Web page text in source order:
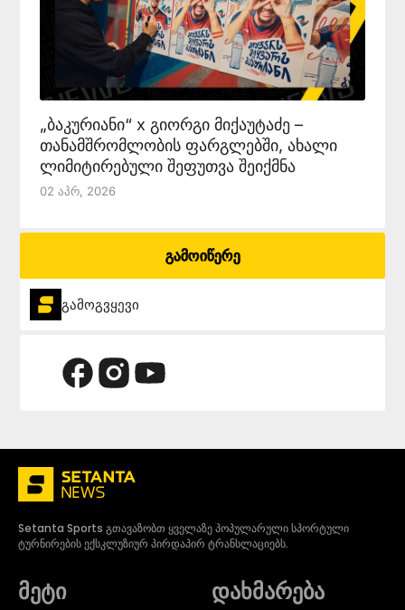
„ბაკურიანი“ x გიორგი მიქაუტაძე –
თანამშრომლობის ფარგლებში, ახალი
ლიმიტირებული შეფუთვა შეიქმნა
02 Აპრ, 2026
გამოიწერე
გამოგვყევი
Setanta Sports გთავაზობთ ყველაზე პოპულარული სპორტული
ტურნირების ექსკლუზიურ პირდაპირ ტრანსლაციებს.
მეტი დახმარება